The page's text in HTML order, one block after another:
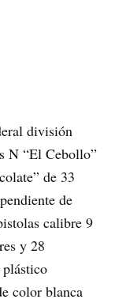
división
N “El Cebollo”
de 33
de
calibre 9
y 28
color blanca